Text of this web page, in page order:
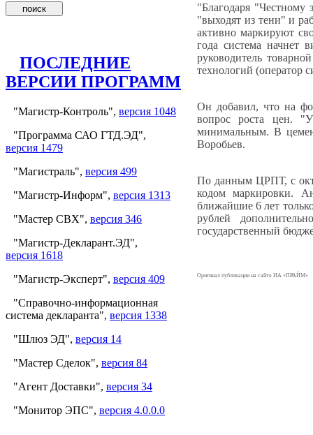
ПОСЛЕДНИЕ
ВЕРСИИ ПРОГРАММ
"Магистр-Контроль", версия 1048
"Программа САО ГТД.ЭД",
версия 1479
"Магистраль", версия 499
"Магистр-Информ", версия 1313
"Мастер СВХ", версия 346
"Магистр-Декларант.ЭД",
версия 1618
"Магистр-Эксперт", версия 409
"Справочно-информационная
система декларанта", версия 1338
"Шлюз ЭД", версия 14
"Мастер Сделок", версия 84
"Агент Доставки", версия 34
"Монитор ЭПС", версия 4.0.0.0
"Благодаря "Честному
"выходят из тени" и
активно маркируют
года система начнет
руководитель
технологий (оператор
Он добавил, что на
вопрос роста цен.
минимальным. В
Воробьев.
По данным ЦРПТ, с
кодом маркировки.
ближайшие 6 лет
рублей
государственный
Оригинал публикации на сайте ИА «ПРАЙМ»